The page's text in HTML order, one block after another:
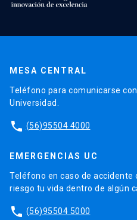
MESA CENTRAL
Teléfono para comunicarse
Universidad.
phone (56)95504 4000
EMERGENCIAS UC
Teléfono en caso de accidente
riesgo tu vida dentro de algún
phone (56)95504 5000